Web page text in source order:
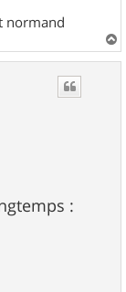
normand
a
: